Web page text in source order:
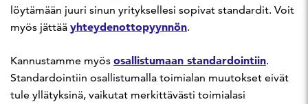
löytämään juuri sinun yrityksellesi sopivat standardit. Voit
myös jättää yhteydenottopyynnön.
Kannustamme myös osallistumaan standardointiin.
Standardointiin osallistumalla toimialan muutokset eivät
tule yllätyksinä, vaikutat merkittävästi toimialasi